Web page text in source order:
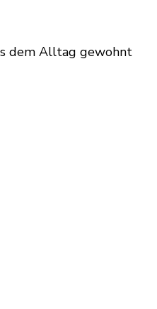
dem Alltag gewohnt